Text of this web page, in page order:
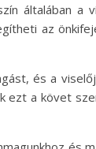
általában a
az
és a
ezt a követ